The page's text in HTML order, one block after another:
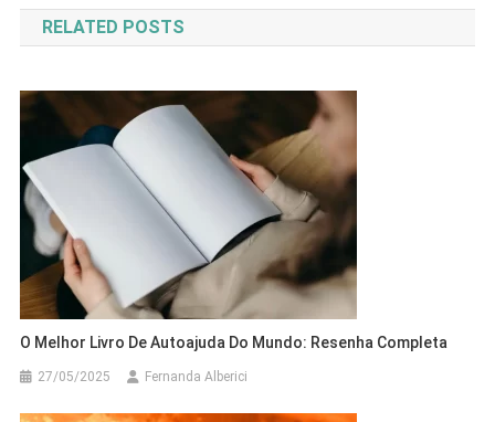
Post
RELATED POSTS
O Melhor Livro De Autoajuda Do Mundo: Resenha Completa
27/05/2025 Fernanda Alberici